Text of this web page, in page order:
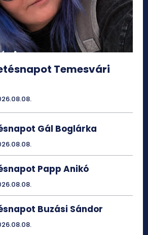
Temesvári
Gál Boglárka
Papp Anikó
Buzási Sándor